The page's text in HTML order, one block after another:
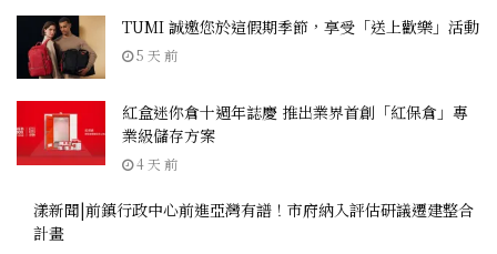
TUMI 誠邀您於這假期季節，享受「送上歡樂」活動
5 天 前
紅盒迷你倉十週年誌慶 推出業界首創「紅保倉」專
業級儲存方案
4 天 前
漾新聞|前鎮行政中心前進亞灣有譜！市府納入評估研議遷建整合
計畫